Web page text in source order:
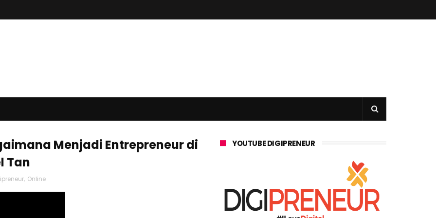
Menjadi Entrepreneur di
Tan
, Online
YOUTUBE DIGIPRENEUR